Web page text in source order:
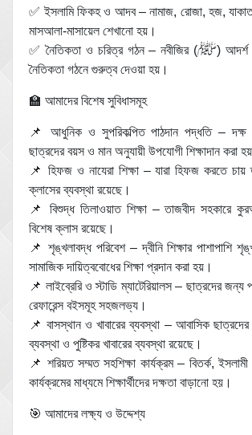
✅ ইসলামি ফিকহ ও আদব – নামাজ, রোজা, হজ,
মাসআলা-মাসায়েল শেখানো হয়।
✅ নৈতিকতা ও চরিত্র গঠন – নবীজির (ﷺ) আদর্শ অনুযায়ী শিক্ষার্থীদের
নৈতিকতা গঠনে গুরুত্ব দেওয়া হয়।
🏫 আমাদের বিশেষ সুবিধাসমূহ
📌 আধুনিক ও সুপরিকল্পিত পাঠদান পদ্ধতি – দক্ষ
ছাত্রদের বয়স ও মান অনুযায়ী উপযোগী শিক্ষাদান করা
📌 হিফজ ও নাযেরা শিক্ষা – যারা হিফজ করতে
ক্লাসের ব্যবস্থা রয়েছে।
📌 বিশুদ্ধ তিলাওয়াত শিক্ষা – তাজবীদ সহকারে
বিশেষ ক্লাস রয়েছে।
📌 শৃঙ্খলাবদ্ধ পরিবেশ – দ্বীনি শিক্ষার পাশাপাশি
সামাজিক দায়িত্ববোধের শিক্ষা প্রদান করা হয়।
📌 লাইব্রেরি ও স্টাডি ম্যাটেরিয়ালস – ছাত্রদের
রেফারেন্স বইসমূহ সহজলভ্য।
📌 বাসস্থান ও খাবারের ব্যবস্থা – আবাসিক ছাত্রদের
ব্যবস্থা ও পুষ্টিকর খাবারের ব্যবস্থা রয়েছে।
📌 শরিয়ত সম্মত সহশিক্ষা কার্যক্রম – বিতর্ক,
কার্যক্রমের মাধ্যমে শিক্ষার্থীদের দক্ষতা বাড়ানো হয়।
🎯 আমাদের লক্ষ্য ও উদ্দেশ্য